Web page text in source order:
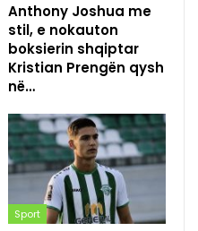
Anthony Joshua me
stil, e nokauton
boksierin shqiptar
Kristian Prengën qysh
në…
Sport